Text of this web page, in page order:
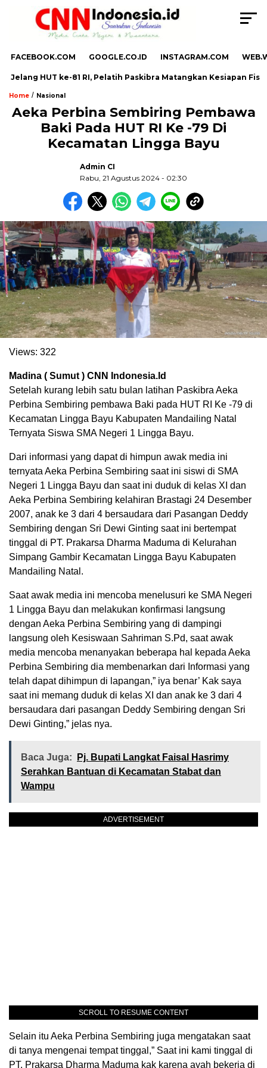
FACEBOOK.COM GOOGLE.CO.ID INSTAGRAM.COM
Jelang HUT ke-81 RI, Pelatih Paskibra Matangkan Kesiapan Fisik
Home / Nasional
Aeka Perbina Sembiring Pembawa
Baki Pada HUT RI Ke -79 Di
Kecamatan Lingga Bayu
Admin CI
Rabu, 21 Agustus 2024 - 02:30
Views: 322
Madina ( Sumut ) CNN Indonesia.Id
Setelah kurang lebih satu bulan latihan Paskibra Aeka
Perbina Sembiring pembawa Baki pada HUT RI Ke -79 di
Kecamatan Lingga Bayu Kabupaten Mandailing Natal
Ternyata Siswa SMA Negeri 1 Lingga Bayu.
Dari informasi yang dapat di himpun awak media ini
ternyata Aeka Perbina Sembiring saat ini siswi di SMA
Negeri 1 Lingga Bayu dan saat ini duduk di kelas XI dan
Aeka Perbina Sembiring kelahiran Brastagi 24 Desember
2007, anak ke 3 dari 4 bersaudara dari Pasangan Deddy
Sembiring dengan Sri Dewi Ginting saat ini bertempat
tinggal di PT. Prakarsa Dharma Maduma di Kelurahan
Simpang Gambir Kecamatan Lingga Bayu Kabupaten
Mandailing Natal.
Saat awak media ini mencoba menelusuri ke SMA Negeri
1 Lingga Bayu dan melakukan konfirmasi langsung
dengan Aeka Perbina Sembiring yang di dampingi
langsung oleh Kesiswaan Sahriman S.Pd, saat awak
media mencoba menanyakan beberapa hal kepada Aeka
Perbina Sembiring dia membenarkan dari Informasi yang
telah dapat dihimpun di lapangan,” iya benar’ Kak saya
saat ini memang duduk di kelas XI dan anak ke 3 dari 4
bersaudara dari pasangan Deddy Sembiring dengan Sri
Dewi Ginting,” jelas nya.
Baca Juga:
Pj. Bupati Langkat Faisal Hasrimy
Serahkan Bantuan di Kecamatan Stabat dan
Wampu
ADVERTISEMENT
. Ukuran gambar 480px x 600px
SCROLL TO RESUME CONTENT
Selain itu Aeka Perbina Sembiring juga mengatakan saat
di tanya mengenai tempat tinggal,” Saat ini kami tinggal di
PT. Prakarsa Dharma Maduma kak karena ayah bekerja di